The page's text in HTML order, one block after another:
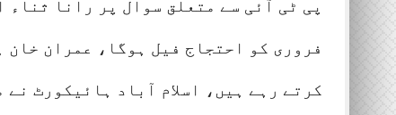
فروری کو احتجاج فیل ہوگا، عمران خان
کرتے رہے ہیں، اسلام آباد ہائیکورٹ